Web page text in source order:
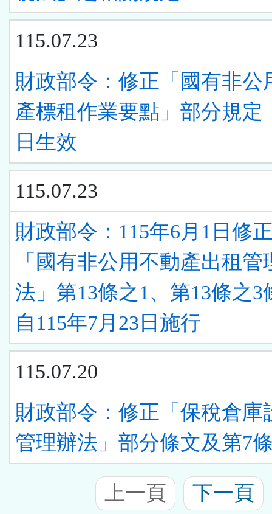
115.07.23
財政部令：修正「國有非公
產標租作業要點」部分規定
日生效
115.07.23
財政部令：115年6月1日修
「國有非公用不動產出租管
法」第13條之1、第13條之3
自115年7月23日施行
115.07.20
財政部令：修正「保稅倉庫
管理辦法」部分條文及第7
上一頁
下一頁